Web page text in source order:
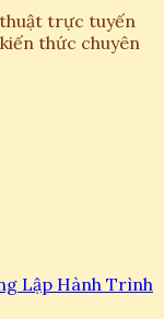
trực tuyến
thức chuyên
Lập Hành Trình